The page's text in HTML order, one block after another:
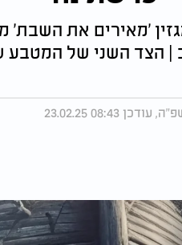
טוב | הצד השני של